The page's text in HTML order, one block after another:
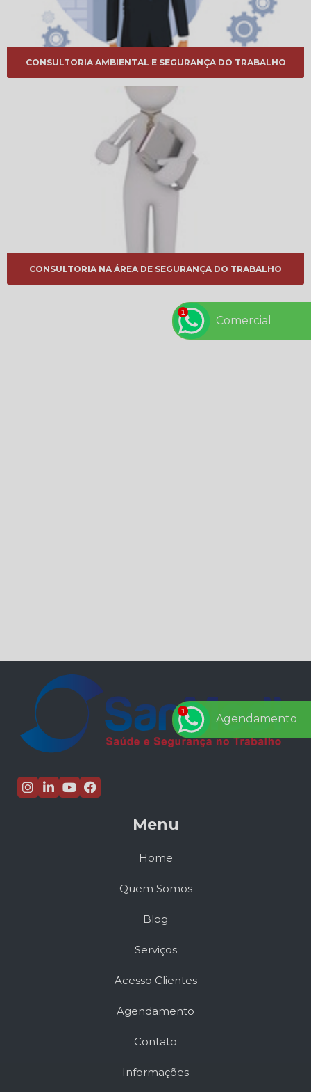
CONSULTORIA AMBIENTAL E SEGURANÇA DO TRABALHO
CONSULTORIA NA ÁREA DE SEGURANÇA DO TRABALHO
Menu
Home
Quem Somos
Blog
Serviços
Acesso Clientes
Agendamento
Contato
Informações
Comercial
Agendamento